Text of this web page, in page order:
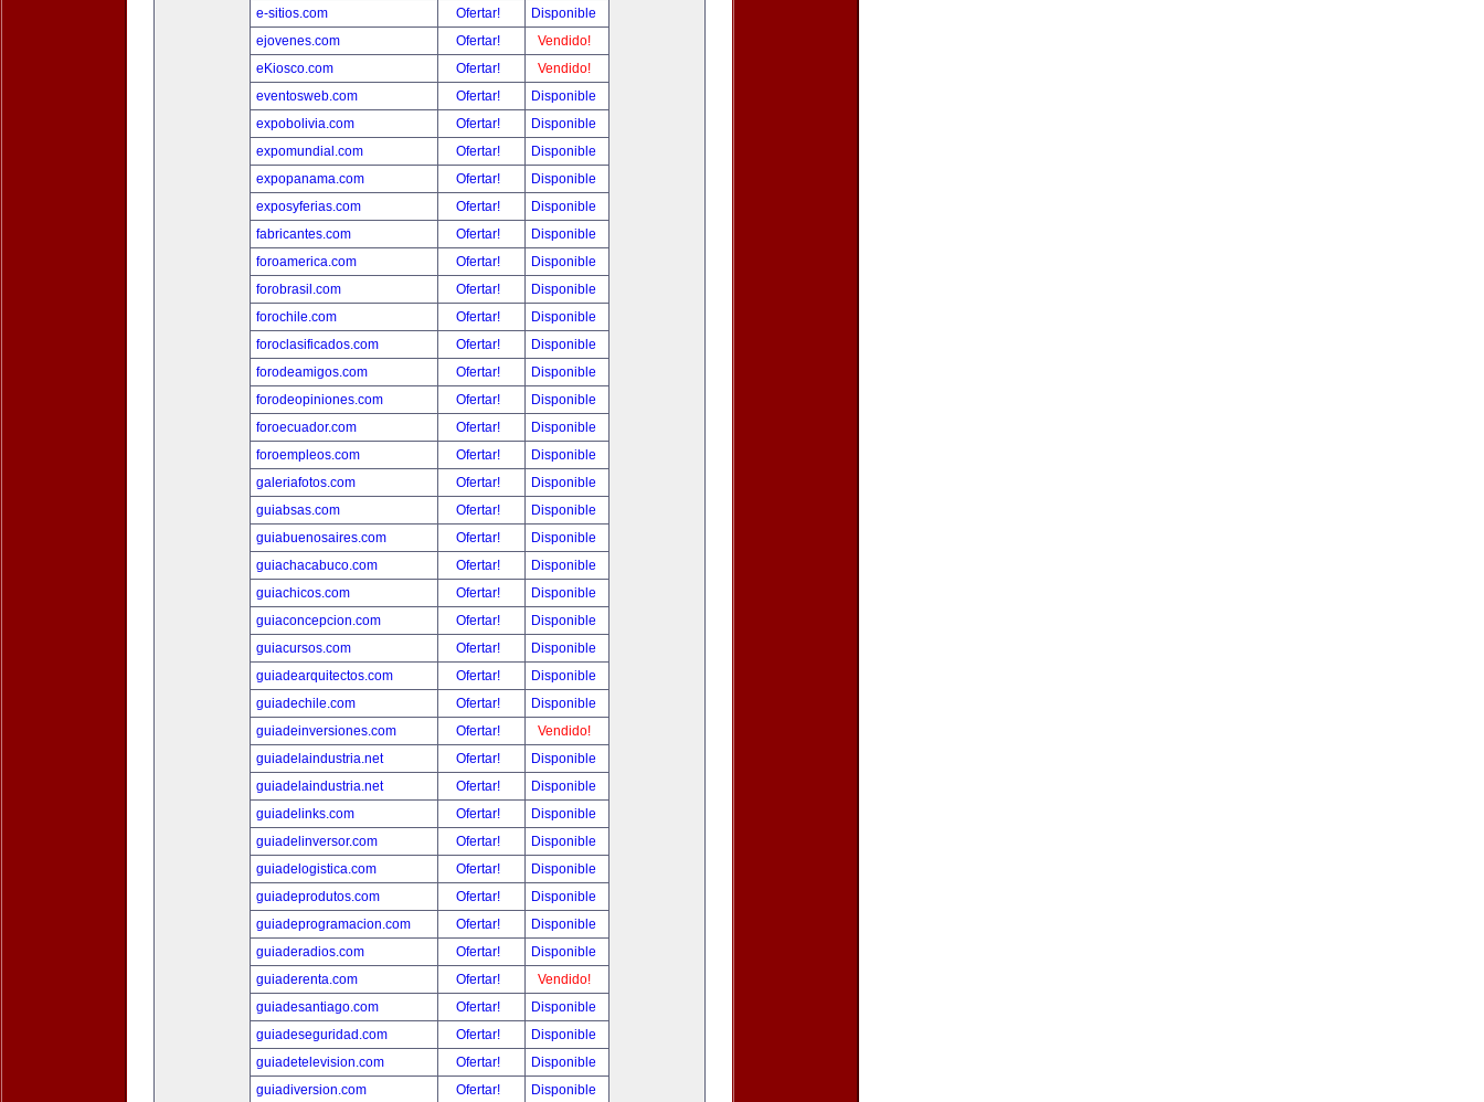
e-sitios.com
Ofertar!
Disponible
ejovenes.com
Ofertar!
Vendido!
eKiosco.com
Ofertar!
Vendido!
eventosweb.com
Ofertar!
Disponible
expobolivia.com
Ofertar!
Disponible
expomundial.com
Ofertar!
Disponible
expopanama.com
Ofertar!
Disponible
exposyferias.com
Ofertar!
Disponible
fabricantes.com
Ofertar!
Disponible
foroamerica.com
Ofertar!
Disponible
forobrasil.com
Ofertar!
Disponible
forochile.com
Ofertar!
Disponible
foroclasificados.com
Ofertar!
Disponible
forodeamigos.com
Ofertar!
Disponible
forodeopiniones.com
Ofertar!
Disponible
foroecuador.com
Ofertar!
Disponible
foroempleos.com
Ofertar!
Disponible
galeriafotos.com
Ofertar!
Disponible
guiabsas.com
Ofertar!
Disponible
guiabuenosaires.com
Ofertar!
Disponible
guiachacabuco.com
Ofertar!
Disponible
guiachicos.com
Ofertar!
Disponible
guiaconcepcion.com
Ofertar!
Disponible
guiacursos.com
Ofertar!
Disponible
guiadearquitectos.com
Ofertar!
Disponible
guiadechile.com
Ofertar!
Disponible
guiadeinversiones.com
Ofertar!
Vendido!
guiadelaindustria.net
Ofertar!
Disponible
guiadelaindustria.net
Ofertar!
Disponible
guiadelinks.com
Ofertar!
Disponible
guiadelinversor.com
Ofertar!
Disponible
guiadelogistica.com
Ofertar!
Disponible
guiadeprodutos.com
Ofertar!
Disponible
guiadeprogramacion.com
Ofertar!
Disponible
guiaderadios.com
Ofertar!
Disponible
guiaderenta.com
Ofertar!
Vendido!
guiadesantiago.com
Ofertar!
Disponible
guiadeseguridad.com
Ofertar!
Disponible
guiadetelevision.com
Ofertar!
Disponible
guiadiversion.com
Ofertar! Disponible